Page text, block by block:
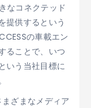
なコネクテッド
提供するという
の車載エン
ることで、いつ
いう当社目標に
ざまなメディア